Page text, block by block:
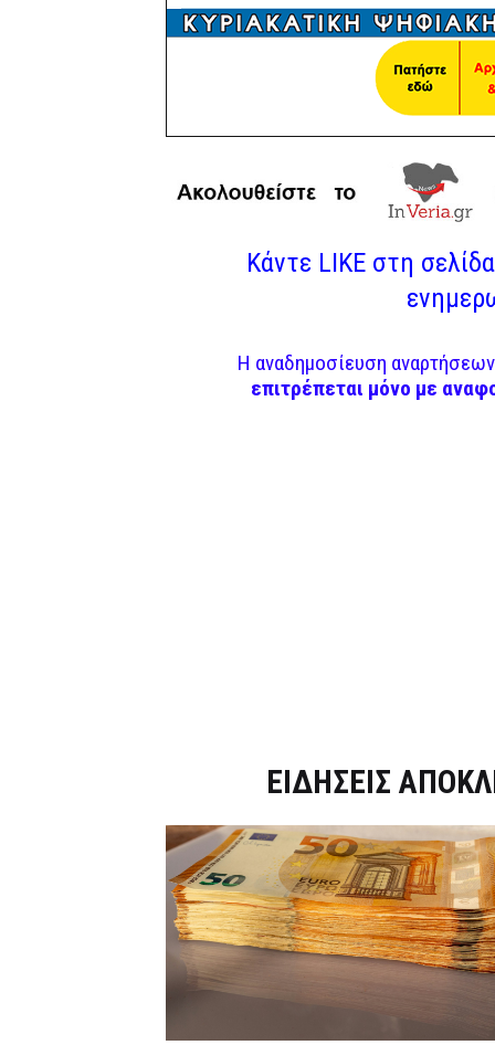
Κάντε LIKE στη
Η αναδημοσίευση
επιτρέπεται μόνο με
ΕΙΔΗΣΕΙΣ